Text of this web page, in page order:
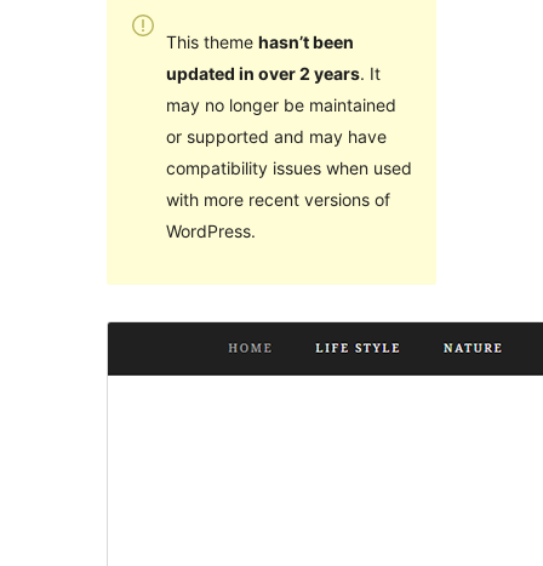
This theme hasn’t been
updated in over 2 years. It
may no longer be maintained
or supported and may have
compatibility issues when used
with more recent versions of
WordPress.